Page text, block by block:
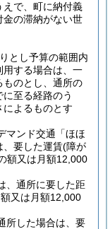
えで、町に納付義
金の滞納がない世
とし予算の範囲内
用する場合は、一
ものとし、通所の
至る経路のう
よるものとす
マンド交通「ほほ
、要した運賃(障が
額又は月額12,000
、通所に要した距
又は月額12,000
所した場合は、要